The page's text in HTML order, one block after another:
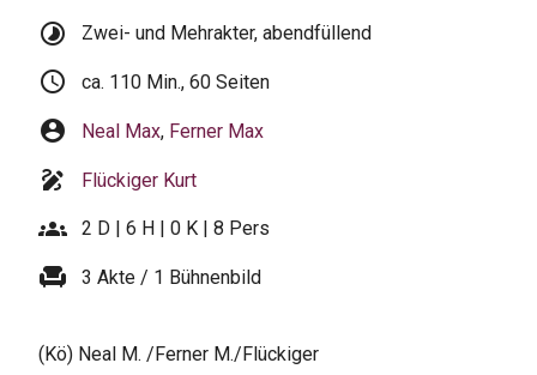
timelapse Zwei- und Mehrakter, abendfüllend
schedule ca. 110 Min., 60 Seiten
account_circle Neal Max, Ferner Max
draw Flückiger Kurt
groups 2 D | 6 H | 0 K | 8 Pers
chair 3 Akte / 1 Bühnenbild
(Kö) Neal M. /Ferner M./Flückiger